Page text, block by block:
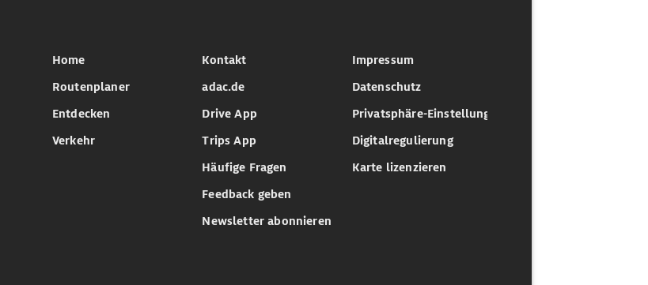
Home
Routenplaner
Entdecken
Verkehr
Kontakt
adac.de
Drive App
Trips App
Häufige Fragen
Feedback geben
Newsletter abonnieren
Impressum
Datenschutz
Privatsphäre-Einstellungen
Digitalregulierung
Karte lizenzieren